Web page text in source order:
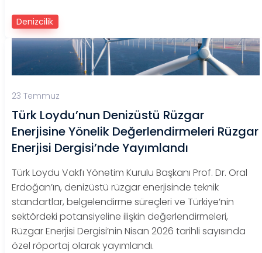
Denizcilik
23 Temmuz
Türk Loydu’nun Denizüstü Rüzgar
Enerjisine Yönelik Değerlendirmeleri Rüzgar
Enerjisi Dergisi’nde Yayımlandı
Türk Loydu Vakfı Yönetim Kurulu Başkanı Prof. Dr. Oral
Erdoğan’ın, denizüstü rüzgar enerjisinde teknik
standartlar, belgelendirme süreçleri ve Türkiye’nin
sektördeki potansiyeline ilişkin değerlendirmeleri,
Rüzgar Enerjisi Dergisi’nin Nisan 2026 tarihli sayısında
özel röportaj olarak yayımlandı.